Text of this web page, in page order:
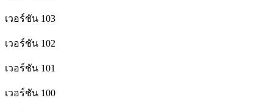
เวอร์ชัน 103
เวอร์ชัน 102
เวอร์ชัน 101
เวอร์ชัน 100